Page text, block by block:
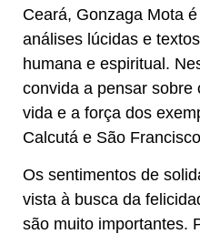
Ceará, Gonzaga Mota
análises lúcidas e
humana e espiritual.
convida a pensar sobre
vida e a força dos
Calcutá e São
Os sentimentos de
vista à busca da
são muito importantes.